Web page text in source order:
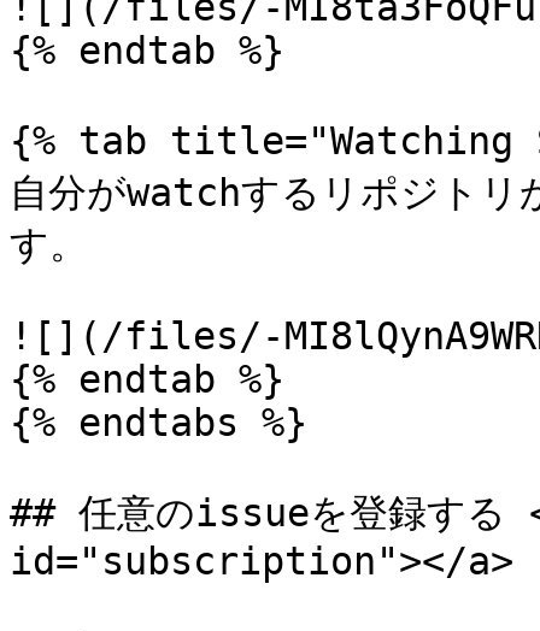
{% endtab %}
{% tab title="Watching
自分がwatchするリポジトリ
す。
![](/files/-
{% endtab %}
{% endtabs %}
## 任意のissueを登録す
id="subscription"></a>